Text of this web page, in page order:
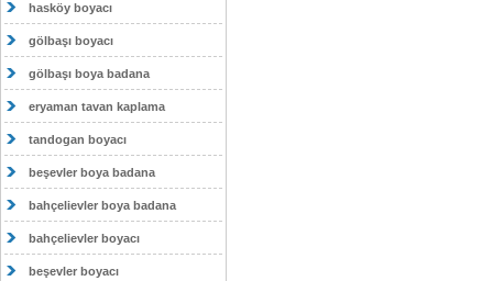
hasköy boyacı
gölbaşı boyacı
gölbaşı boya badana
eryaman tavan kaplama
tandogan boyacı
beşevler boya badana
bahçelievler boya badana
bahçelievler boyacı
beşevler boyacı